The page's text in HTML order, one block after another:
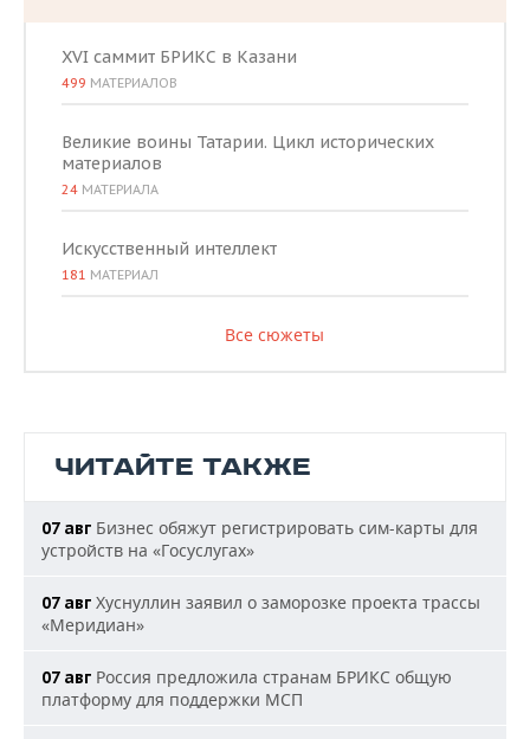
XVI саммит БРИКС в Казани
499 МАТЕРИАЛОВ
Великие воины Татарии. Цикл исторических
материалов
24 МАТЕРИАЛА
Искусственный интеллект
181 МАТЕРИАЛ
Все сюжеты
ЧИТАЙТЕ ТАКЖЕ
07 авг Бизнес обяжут регистрировать сим-карты для
устройств на «Госуслугах»
07 авг Хуснуллин заявил о заморозке проекта трассы
«Меридиан»
07 авг Россия предложила странам БРИКС общую
платформу для поддержки МСП